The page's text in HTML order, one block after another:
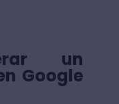
un
Google